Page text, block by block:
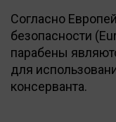
Согласно
безопасности
парабены
для
консерванта.